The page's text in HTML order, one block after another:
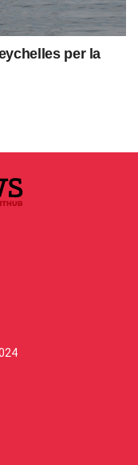
per la